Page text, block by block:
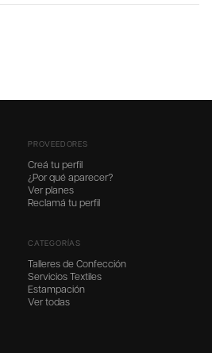
PROVEEDORES
Creá tu perfil
¿Por qué aparecer?
Ver planes
Reclamá tu perfil
CATEGORÍAS
Talleres de Confección
Servicios Textiles
Estampación
Ver todas